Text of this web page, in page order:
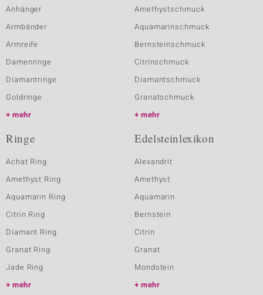
Anhänger
Armbänder
Armreife
Damenringe
Diamantringe
Goldringe
mehr
Amethystschmuck
Aquamarinschmuck
Bernsteinschmuck
Citrinschmuck
Diamantschmuck
Granatschmuck
mehr
Ringe
Achat Ring
Amethyst Ring
Aquamarin Ring
Citrin Ring
Diamant Ring
Granat Ring
Jade Ring
mehr
Edelsteinlexikon
Alexandrit
Amethyst
Aquamarin
Bernstein
Citrin
Granat
Mondstein
mehr